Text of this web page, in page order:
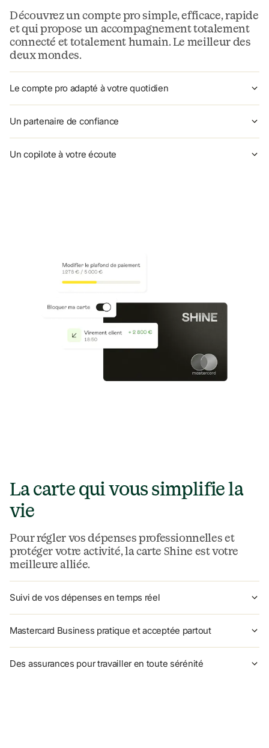
Découvrez un compte pro simple, efficace, rapide
et qui propose un accompagnement totalement
connecté et totalement humain. Le meilleur des
deux mondes.
Le compte pro adapté à votre quotidien
Un partenaire de confiance
Un copilote à votre écoute
La carte qui vous simplifie la
vie
Pour régler vos dépenses professionnelles et
protéger votre activité, la carte Shine est votre
meilleure alliée.
Suivi de vos dépenses en temps réel
Mastercard Business pratique et acceptée partout
Des assurances pour travailler en toute sérénité